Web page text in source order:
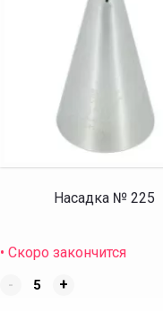
Насадка № 225
• Скоро закончится
-
+